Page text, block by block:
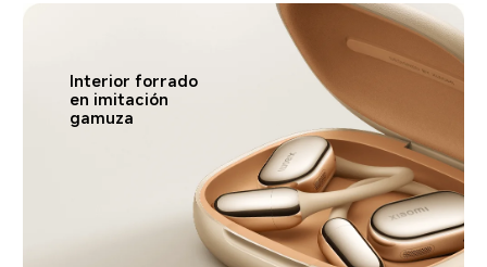
Interior forrado
en imitación
gamuza